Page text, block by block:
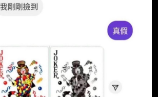
正在討論 但這種技術很難拱手讓人
器太可怕了 我們必須非常謹慎地對
的企圖 基輔長期以來一直尋求獲得
被認為是世界上最好的防空系統之
來保護其城市免受俄羅斯無人機和
攻擊 我不認為這種事會發生 但是 你
種技術交給那些人